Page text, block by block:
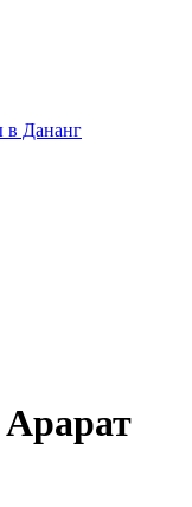
в Дананг